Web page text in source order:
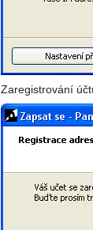
Zaregistrování